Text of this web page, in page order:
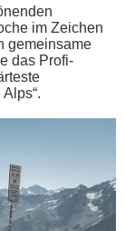
im Zeichen
gemeinsame
das Profi-